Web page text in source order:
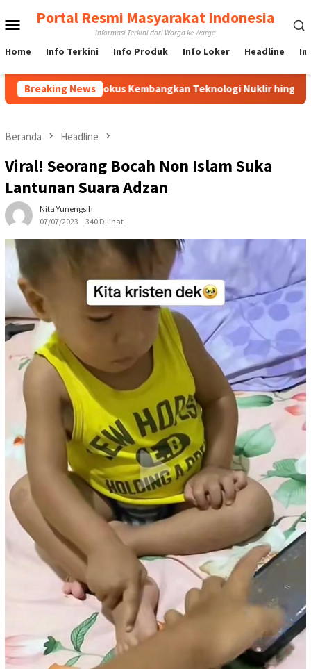
ke
Menu
Mobile
Portal Resmi Masyarakat Indonesia
Informasi Terkini dari Warga ke Warga
Home Info Terkini Info Produk Info Loker Headline
Breaking News
Fokus Kembangkan Teknologi Nuklir hingga AI
Beranda Headline
Viral! Seorang Bocah Non Islam Suka
Lantunan Suara Adzan
Nita Yunengsih
07/07/2023
340 Dilihat